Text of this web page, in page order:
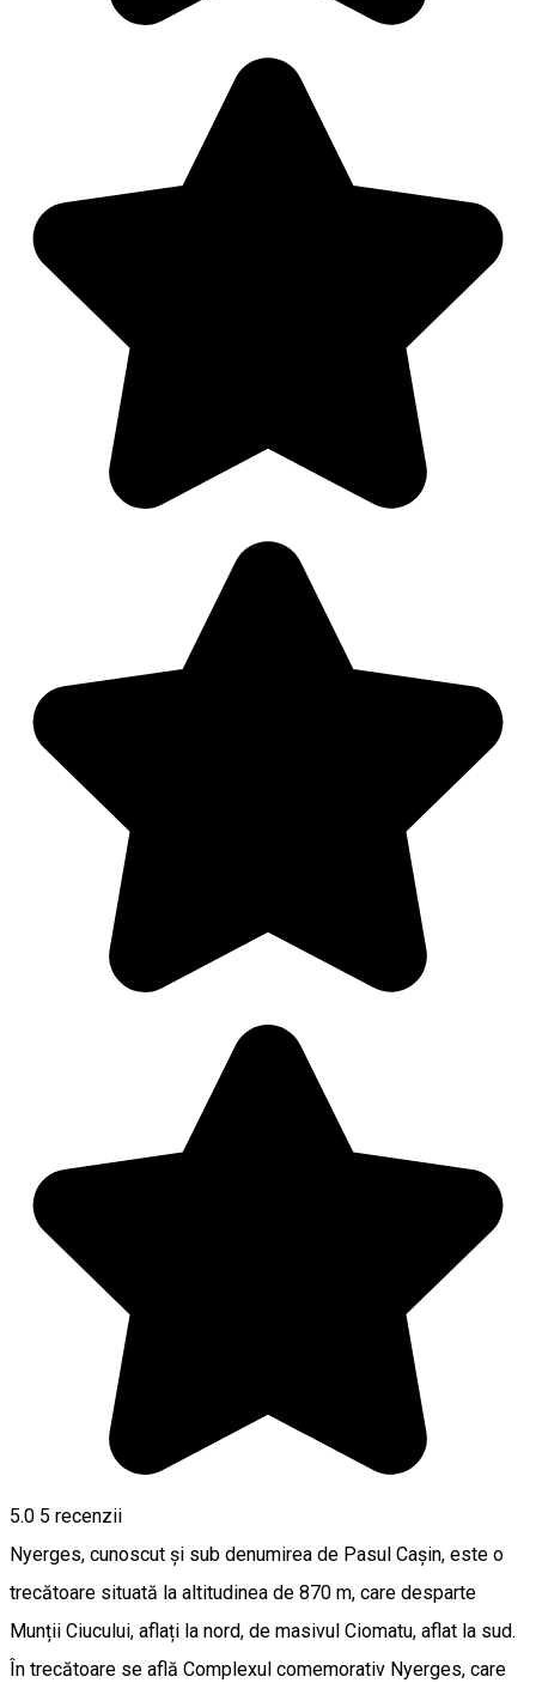
5.0 5 recenzii
Nyerges, cunoscut și sub denumirea de Pasul Cașin, este o
trecătoare situată la altitudinea de 870 m, care desparte
Munții Ciucului, aflați la nord, de masivul Ciomatu, aflat la sud.
În trecătoare se află Complexul comemorativ Nyerges, care